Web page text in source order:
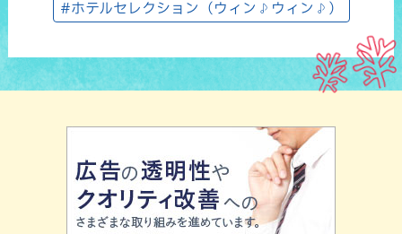
#ホテルセレクション（ウィン♪ウィン♪）